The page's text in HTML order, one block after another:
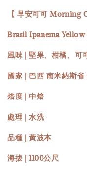
【 早安可可 Morning
Brasil Ipanema
風味 | 堅果、柑橘、可
國家 | 巴西 南米納斯
焙度 | 中焙
處理 | 水洗
品種 | 黃波本
海拔 | 1100公尺